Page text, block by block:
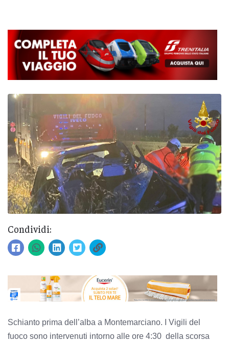
Condividi:
Schianto prima dell’alba a Montemarciano. I Vigili del
fuoco sono intervenuti intorno alle ore 4:30 della scorsa